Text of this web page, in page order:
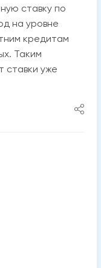
ставку по
на уровне
кредитам
Таким
ставки уже